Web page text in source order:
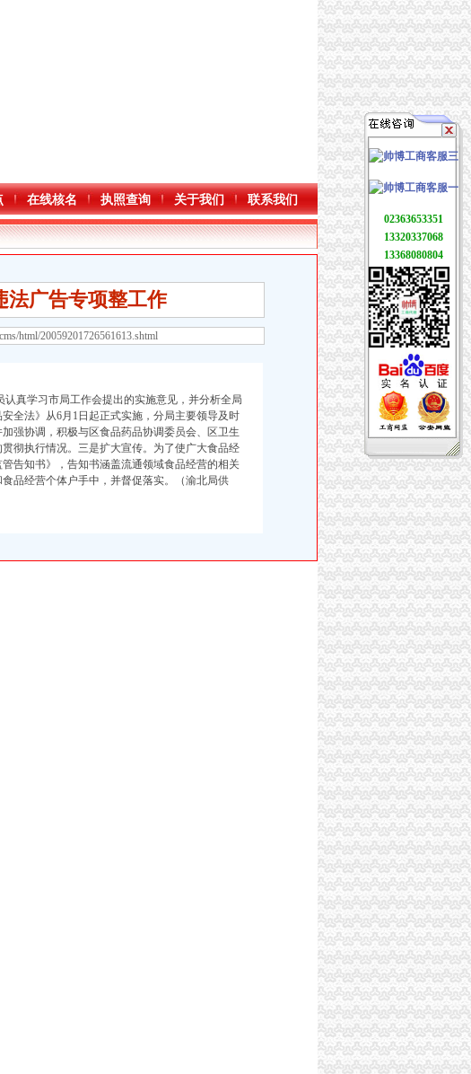
在线核名 执照查询 关于我们 联系我们
法广告专项整工作
html/20059201726561613.shtml
真学习市局工作会提出的实施意见，并分析全局
全法》从6月1日起正式实施，分局主要领导及时
强协调，积极与区食品药品协调委员会、区卫生
彻执行情况。三是扩大宣传。为了使广大食品经
告知书》，告知书涵盖流通领域食品经营的相关
品经营个体户手中，并督促落实。（渝北局供
02363653351
13320337068
13368080804